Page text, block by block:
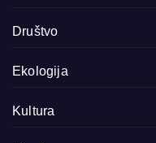
Društvo
Ekologija
Kultura